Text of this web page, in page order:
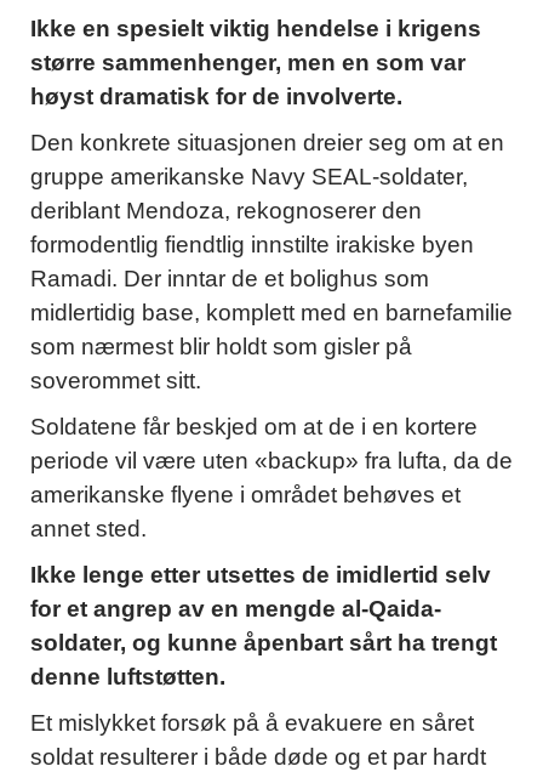
Ikke en spesielt viktig hendelse i krigens
større sammenhenger, men en som var
høyst dramatisk for de involverte.
Den konkrete situasjonen dreier seg om at en
gruppe amerikanske Navy SEAL-soldater,
deriblant Mendoza, rekognoserer den
formodentlig fiendtlig innstilte irakiske byen
Ramadi. Der inntar de et bolighus som
midlertidig base, komplett med en barnefamilie
som nærmest blir holdt som gisler på
soverommet sitt.
Soldatene får beskjed om at de i en kortere
periode vil være uten «backup» fra lufta, da de
amerikanske flyene i området behøves et
annet sted.
Ikke lenge etter utsettes de imidlertid selv
for et angrep av en mengde al-Qaida-
soldater, og kunne åpenbart sårt ha trengt
denne luftstøtten.
Et mislykket forsøk på å evakuere en såret
soldat resulterer i både døde og et par hardt